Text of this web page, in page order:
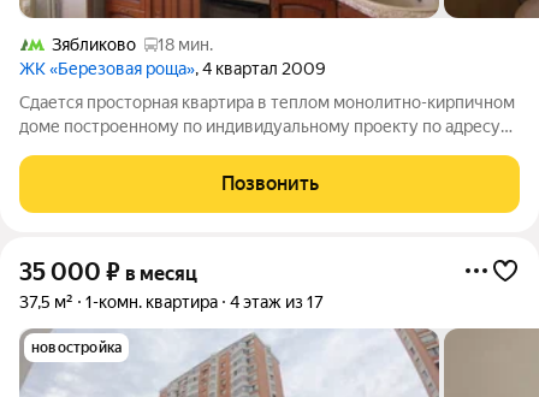
Зябликово
18 мин.
ЖК «Березовая роща», 4 квартал 2009
Сдается просторная квартира в теплом монолитно-кирпичном
доме построенному по индивидуальному проекту по адресу
гардеробная комната, большая кухня с выходом на лоджию. На
кухне, прихожей и санузле полы
Позвонить
35 000 ₽ в месяц
37,5 м² 1-комн. квартира 4 этаж из 17
новостройка